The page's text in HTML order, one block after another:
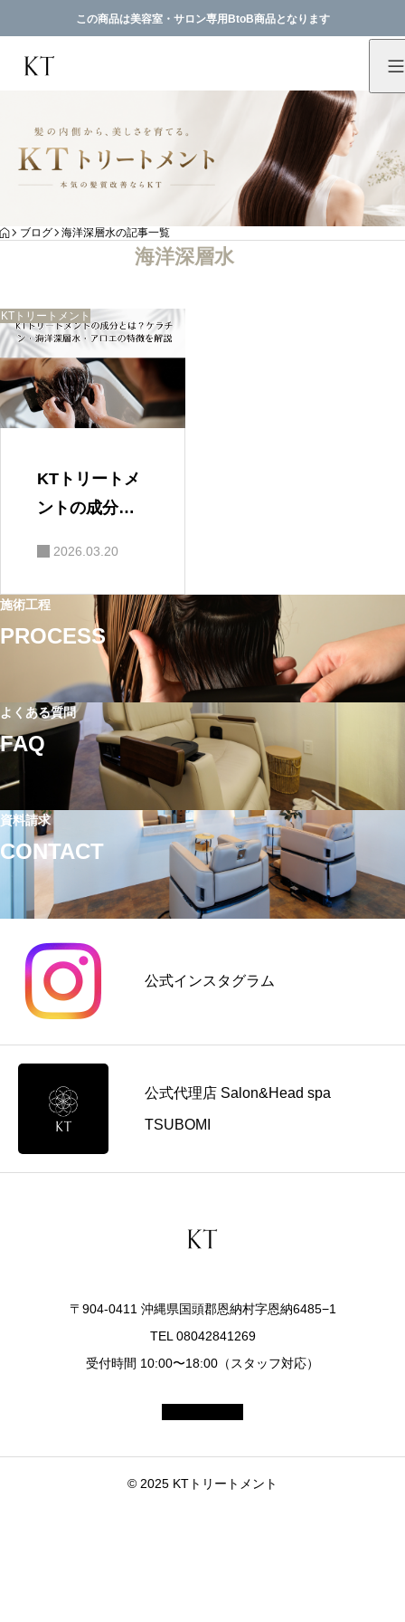
この商品は美容室・サロン専用BtoB商品となります
HOME
ブログ 海洋深層水の記事一覧
海洋深層水
KTトリートメント
KTトリートメ
ントの成分と
水・アロエの
特徴を解説
2026.03.20
施術工程
PROCESS
よくある質問
FAQ
資料請求
CONTACT
公式インスタグラム
公式代理店 Salon&Head spa
TSUBOMI
〒904-0411 沖縄県国頭郡恩納村字恩納6485−1
TEL 08042841269
受付時間 10:00〜18:00（スタッフ対応）
© 2025 KTトリートメント